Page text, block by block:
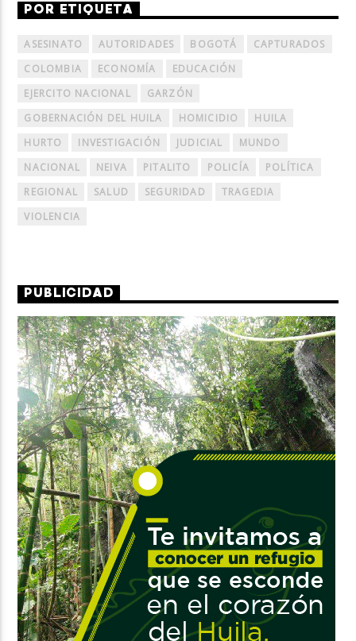
POR ETIQUETA
ASESINATO AUTORIDADES BOGOTÁ
CAPTURADOS
COLOMBIA
ECONOMÍA
EDUCACIÓN
EJERCITO NACIONAL
GARZÓN
GOBERNACIÓN DEL HUILA
HOMICIDIO
HUILA
HURTO
INVESTIGACIÓN JUDICIAL
MUNDO
NACIONAL
NEIVA PITALITO POLICÍA
POLÍTICA
REGIONAL
SALUD SEGURIDAD
TRAGEDIA
VIOLENCIA
PUBLICIDAD